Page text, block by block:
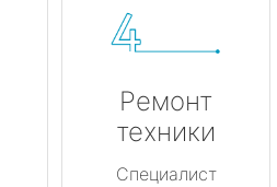
Ремонт
техники
Специалист